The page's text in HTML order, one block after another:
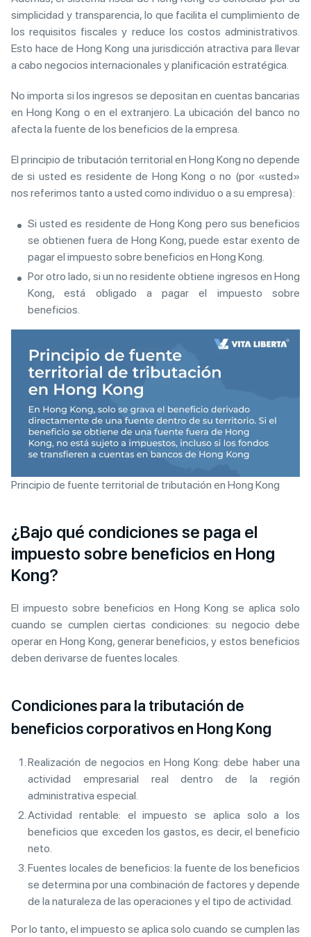
simplicidad y transparencia, lo que facilita el cumplimiento de
los requisitos fiscales y reduce los costos administrativos.
Esto hace de Hong Kong una jurisdicción atractiva para llevar
a cabo negocios internacionales y planificación estratégica.
No importa si los ingresos se depositan en cuentas bancarias
en Hong Kong o en el extranjero. La ubicación del banco no
afecta la fuente de los beneficios de la empresa.
El principio de tributación territorial en Hong Kong no depende
de si usted es residente de Hong Kong o no (por «usted»
nos referimos tanto a usted como individuo o a su empresa):
Si usted es residente de Hong Kong pero sus beneficios
se obtienen fuera de Hong Kong, puede estar exento de
pagar el impuesto sobre beneficios en Hong Kong.
Por otro lado, si un no residente obtiene ingresos en Hong
Kong, está obligado a pagar el impuesto sobre
beneficios.
Principio de fuente territorial de tributación en Hong Kong
¿Bajo qué condiciones se paga el
impuesto sobre beneficios en Hong
Kong?
El impuesto sobre beneficios en Hong Kong se aplica solo
cuando se cumplen ciertas condiciones: su negocio debe
operar en Hong Kong, generar beneficios, y estos beneficios
deben derivarse de fuentes locales.
Condiciones para la tributación de
beneficios corporativos en Hong Kong
Realización de negocios en Hong Kong: debe haber una
actividad empresarial real dentro de la región
administrativa especial.
Actividad rentable: el impuesto se aplica solo a los
beneficios que exceden los gastos, es decir, el beneficio
neto.
Fuentes locales de beneficios: la fuente de los beneficios
se determina por una combinación de factores y depende
de la naturaleza de las operaciones y el tipo de actividad.
Por lo tanto, el impuesto se aplica solo cuando se cumplen las